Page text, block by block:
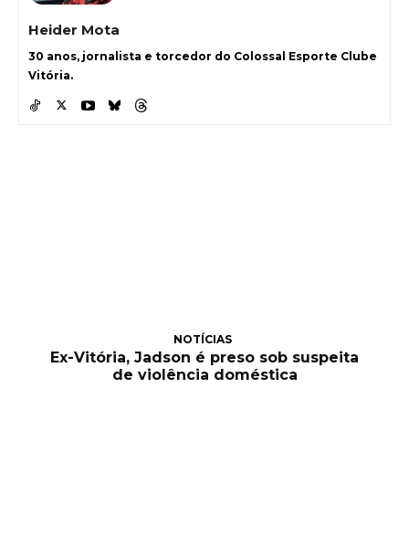
Heider Mota
30 anos, jornalista e torcedor do Colossal Esporte Clube
Vitória.
NOTÍCIAS
Ex-Vitória, Jadson é preso sob suspeita
de violência doméstica